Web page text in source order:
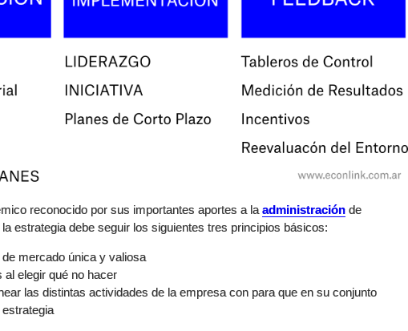
reconocido por sus importantes aportes a la administración de
estrategia debe seguir los siguientes tres principios básicos:
mercado única y valiosa
elegir qué no hacer
las distintas actividades de la empresa con para que en su conjunto